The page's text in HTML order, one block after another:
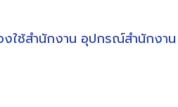
งใช้สำนักงาน อุปกรณ์สำนักงาน